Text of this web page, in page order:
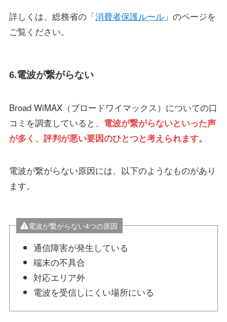
詳しくは、総務省の「消費者保護ルール」のページを
ご覧ください。
6.電波が繋がらない
Broad WiMAX（ブロードワイマックス）についての口
コミを調査していると、 電波が繋がらないといった声
が多く、評判が悪い要因のひとつと考えられます。
電波が繋がらない原因には、以下のようなものがあり
ます。
電波が繋がらない4つの原因
通信障害が発生している
端末の不具合
対応エリア外
電波を受信しにくい場所にいる